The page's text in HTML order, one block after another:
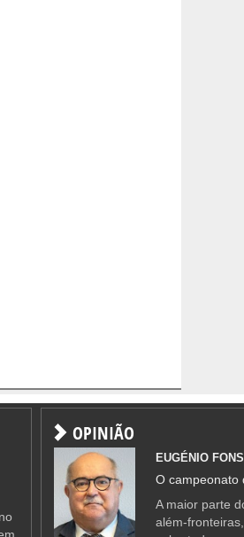
OPINIÃO
EUGÉNIO
O campeonato
A maior parte
além-